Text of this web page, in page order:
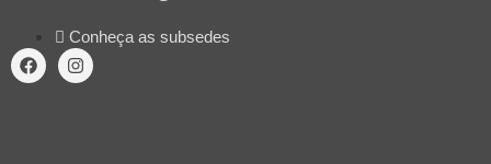
Conheça as subsedes